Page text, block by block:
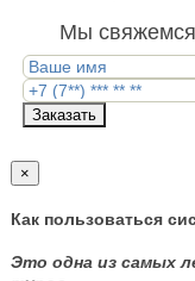
Мы
Заказать
×
Как пользоваться
Это одна из самых